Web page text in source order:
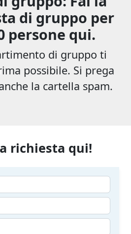
di gruppo per
persone qui.
di gruppo ti
possibile. Si prega
la cartella spam.
richiesta qui!